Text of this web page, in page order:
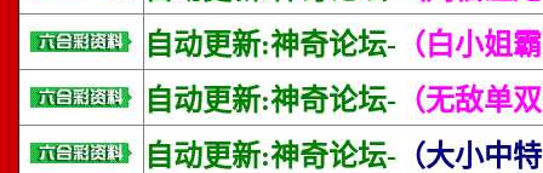
自动更新:神奇论坛- （白小姐
自动更新:神奇论坛- （无敌单
自动更新:神奇论坛- （大小中